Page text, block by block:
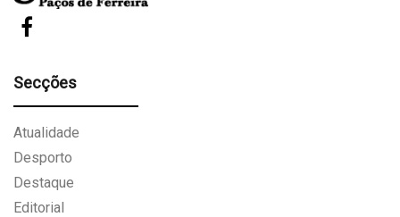
Secções
Atualidade
Desporto
Destaque
Editorial